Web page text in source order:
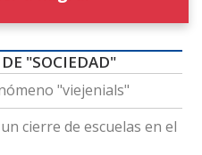
"SOCIEDAD"
"viejenials"
cierre de escuelas en el